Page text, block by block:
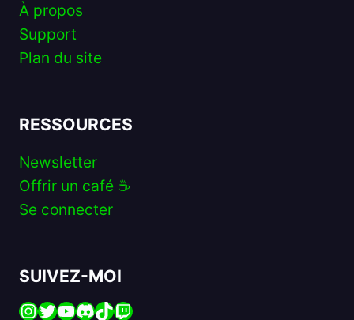
À propos
Support
Plan du site
RESSOURCES
Newsletter
Offrir un café ☕️
Se connecter
SUIVEZ-MOI
Instagram
Twitter
YouTube
Discord
TikTok
Twitch